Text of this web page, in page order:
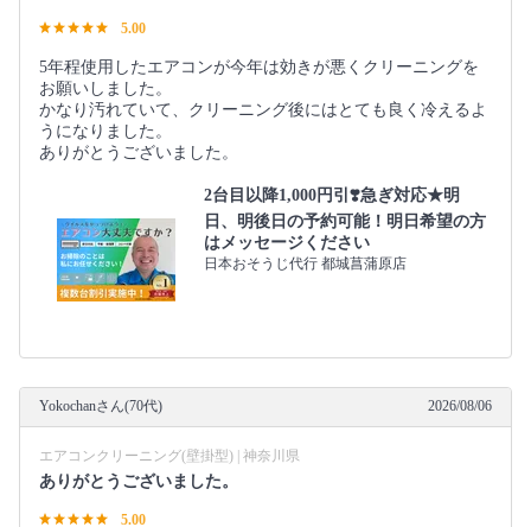
5.00
5年程使用したエアコンが今年は効きが悪くクリーニングを
お願いしました。
かなり汚れていて、クリーニング後にはとても良く冷えるよ
うになりました。
ありがとうございました。
2台目以降1,000円引❣️急ぎ対応★明
日、明後日の予約可能！明日希望の方
はメッセージください
日本おそうじ代行 都城菖蒲原店
Yokochanさん(70代) 2026/08/06
エアコンクリーニング(壁掛型) | 神奈川県
ありがとうございました。
5.00